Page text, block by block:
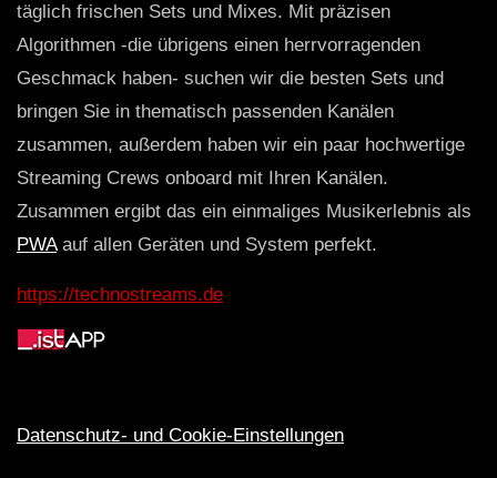
täglich frischen Sets und Mixes. Mit präzisen
Algorithmen -die übrigens einen herrvorragenden
Geschmack haben- suchen wir die besten Sets und
bringen Sie in thematisch passenden Kanälen
zusammen, außerdem haben wir ein paar hochwertige
Streaming Crews onboard mit Ihren Kanälen.
Zusammen ergibt das ein einmaliges Musikerlebnis als
PWAauf allen Geräten und System perfekt.
https://technostreams.de
Datenschutz- und Cookie-Einstellungen